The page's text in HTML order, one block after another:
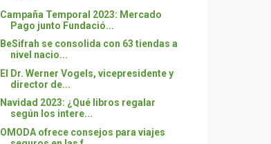
Campaña Temporal 2023: Mercado
Pago junto Fundació...
BeSifrah se consolida con 63 tiendas a
nivel nacio...
El Dr. Werner Vogels, vicepresidente y
director de...
Navidad 2023: ¿Qué libros regalar
según los intere...
OMODA ofrece consejos para viajes